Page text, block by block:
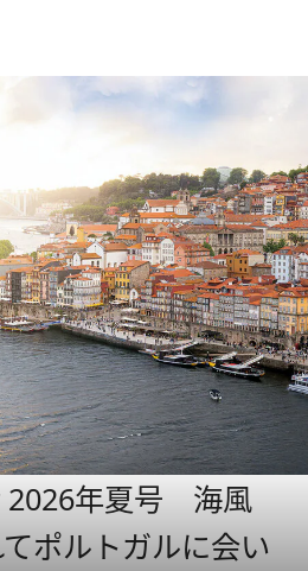
2026年夏号 海風
ポルトガルに会い